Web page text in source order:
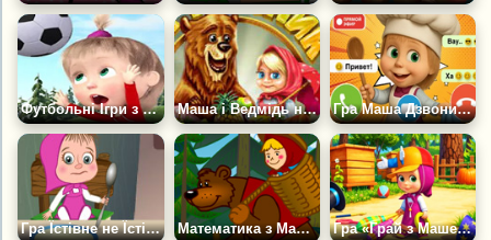
Футбольні Ігри з Машею Маша і Ведмідь на Пікніку Гра Маша Дзвонить: Чат-Пранк, Відеодзвінок
Гра Їстівне не Їстівне Математика з Машею і Ведмедем Гра «Грай з Машею: Збирай Кубики»